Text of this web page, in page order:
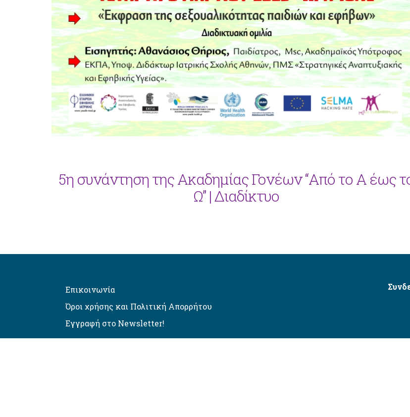
5η συνάντηση της Ακαδημίας Γονέων “Από το Α έως
Ω” | Διαδίκτυο
Επικοινωνία
Όροι χρήσης και Πολιτική Απορρήτου
Εγγραφή στο Newsletter!